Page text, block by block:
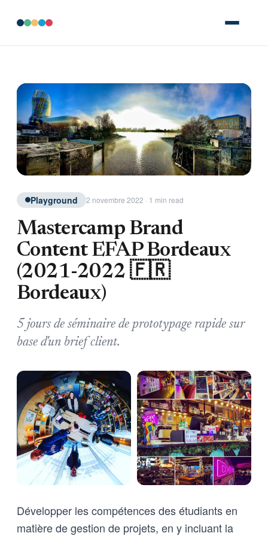
Playground 2 novembre 2022 · 1 min read
Mastercamp Brand
Content EFAP Bordeaux
(2021-2022 🇫🇷
Bordeaux)
5 jours de séminaire de prototypage rapide sur
base d'un brief client.
Développer les compétences des étudiants en
matière de gestion de projets, en y incluant la